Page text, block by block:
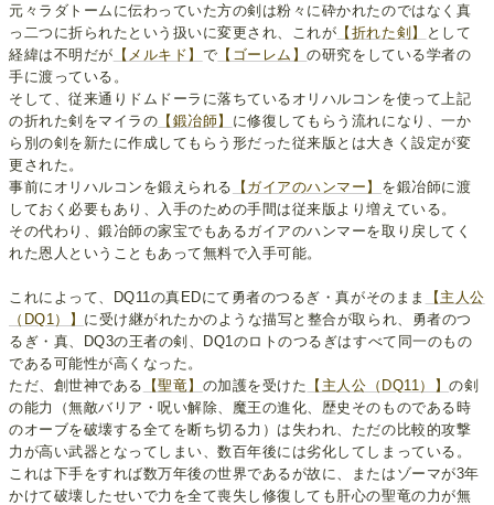
元々ラダトームに伝わっていた方の剣は粉々に砕かれたのではなく真
っ二つに折られたという扱いに変更され、これが 【折れた剣】
として
経緯は不明だが 【メルキド】 で 【ゴーレム】の研究をしている学者の
手に渡っている。
そして、従来通りドムドーラに落ちているオリハルコンを使って上記
の折れた剣をマイラの 【鍛冶師】 に修復してもらう流れになり、一か
ら別の剣を新たに作成してもらう形だった従来版とは大きく設定が変
更された。
事前にオリハルコンを鍛えられる
【ガイアのハンマー】 を鍛冶師に渡
しておく必要もあり、入手のための手間は従来版より増えている。
その代わり、鍛冶師の家宝でもあるガイアのハンマーを取り戻してく
れた恩人ということもあって無料で入手可能。
これによって、DQ11の真EDにて勇者のつるぎ・真がそのまま
【主人公
（DQ1）】 に受け継がれたかのような描写と整合が取られ、勇者のつ
るぎ・真、DQ3の王者の剣、DQ1のロトのつるぎはすべて同一のもの
である可能性が高くなった。
ただ、創世神である
【聖竜】 の加護を受けた 【主人公（DQ11）】の剣
の能力（無敵バリア・呪い解除、魔王の進化、歴史そのものである時
のオーブを破壊する全てを断ち切る力）は失われ、ただの比較的攻撃
力が高い武器となってしまい、数百年後には劣化してしまっている。
これは下手をすれば数万年後の世界であるが故に、またはゾーマが3年
かけて破壊したせいで力を全て喪失し修復しても肝心の聖竜の力が無